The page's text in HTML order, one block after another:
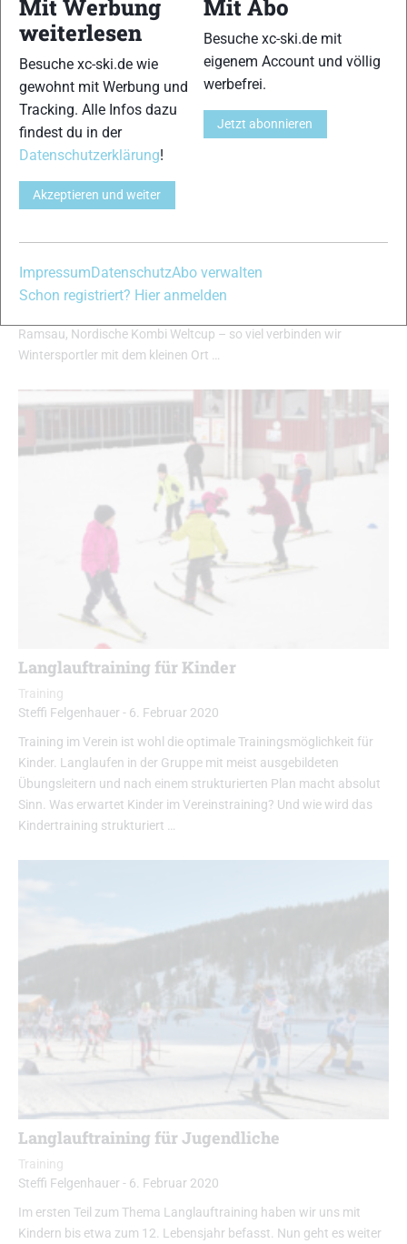
Langlaufen für die Seele: Ein kulinarisch
sportliches Wochenende in Ramsau am
Dachstein
Steffi Felgenhauer-17. Dezember 2021
Schneeflocken, so groß wie ich sie selten erlebt habe, segeln
langsam vom Himmel. Ramsau am Dachstein – endlos lange
Ramsau, Nordische Kombi Weltcup – so viel verbinden wir
Wintersportler mit dem kleinen Ort …
Langlauftraining für Kinder
Training
Steffi Felgenhauer - 6. Februar 2020
Training im Verein ist wohl die optimale Trainingsmöglichkeit für
Kinder. Langlaufen in der Gruppe mit meist ausgebildeten
Übungsleitern und nach einem strukturierten Plan macht absolut
Sinn. Was erwartet Kinder im Vereinstraining? Und wie wird das
Kindertraining strukturiert …
Langlauftraining für Jugendliche
Training
Steffi Felgenhauer - 6. Februar 2020
Im ersten Teil zum Thema Langlauftraining haben wir uns mit
Kindern bis etwa zum 12. Lebensjahr befasst. Nun geht es weiter
Mit Werbung
weiterlesen
Besuche xc-ski.de wie
gewohnt mit Werbung und
Tracking. Alle Infos dazu
findest du in der
Datenschutzerklärung!
Akzeptieren und weiter
Mit Abo
Besuche xc-ski.de mit
eigenem Account und völlig
werbefrei.
Jetzt abonnieren
ImpressumDatenschutzAbo verwalten
Schon registriert? Hier anmelden